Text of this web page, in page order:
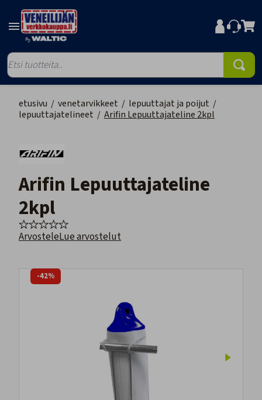
etusivu / venetarvikkeet / lepuuttajat ja poijut /
lepuuttajatelineet / Arifin Lepuuttajateline 2kpl
Arifin Lepuuttajateline
2kpl
ArvosteleLue arvostelut
-42%